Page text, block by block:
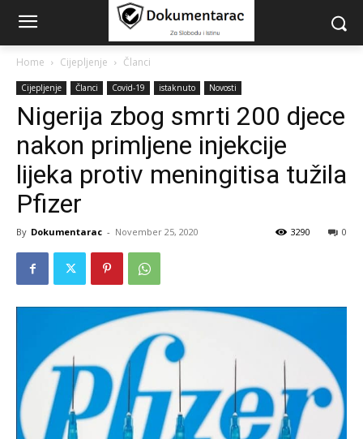
Home Cijepljenje Članci
Cijepljenje Članci Covid-19 istaknuto Novosti
Nigerija zbog smrti 200 djece
nakon primljene injekcije
lijeka protiv meningitisa tužila
Pfizer
By Dokumentarac - November 25, 2020 0
3290